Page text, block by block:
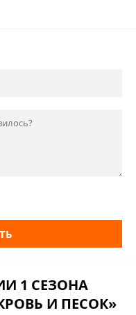
1 СЕЗОНА
И ПЕСОК»